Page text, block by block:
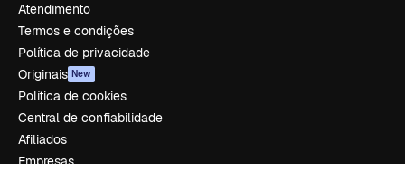
Atendimento
Termos e condições
Política de privacidade
Originais New
Política de cookies
Central de confiabilidade
Afiliados
Empresas